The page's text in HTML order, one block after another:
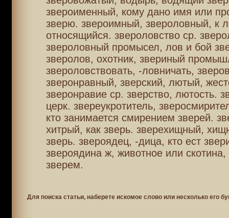
звероименный, кому дано имя или
зверю. звероимный, звероловный, к
относящийся. звероловство ср.
звероловный промысел, лов и бой
зверолов, охотник, звериный
звероловствовать, -ловничать,
зверонравный, зверский, лютый,
зверонравие ср. зверство, лютость.
церк. звереукротитель,
кто занимается смирением зверей.
хитрый, как зверь. зверехищный,
зверь. звероядец, -дица, кто ест
звероядина ж, животное или скотина,
зверем.
Для поиска статьи, наберете искомое слово или несколько его